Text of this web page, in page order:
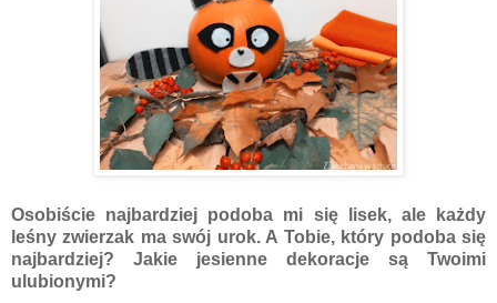
Osobiście najbardziej podoba mi się lisek, ale każdy
leśny zwierzak ma swój urok. A Tobie, który podoba się
najbardziej? Jakie jesienne dekoracje są Twoimi
ulubionymi?